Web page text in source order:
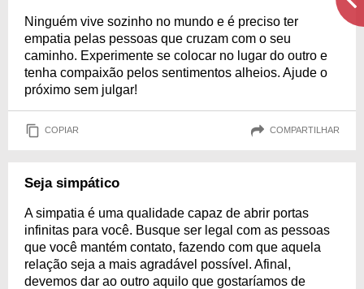
Ninguém vive sozinho no mundo e é preciso ter
empatia pelas pessoas que cruzam com o seu
caminho. Experimente se colocar no lugar do outro e
tenha compaixão pelos sentimentos alheios. Ajude o
próximo sem julgar!
COPIAR COMPARTILHAR
Seja simpático
A simpatia é uma qualidade capaz de abrir portas
infinitas para você. Busque ser legal com as pessoas
que você mantém contato, fazendo com que aquela
relação seja a mais agradável possível. Afinal,
devemos dar ao outro aquilo que gostaríamos de